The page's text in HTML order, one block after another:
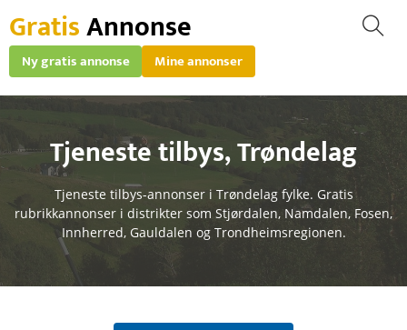
GratisAnnonse
Ny gratis annonse Mine annonser
Tjeneste tilbys,Trøndelag
Tjeneste tilbys-annonser i Trøndelag fylke. Gratis
rubrikkannonser i distrikter som Stjørdalen, Namdalen, Fosen,
Innherred, Gauldalen og Trondheimsregionen.